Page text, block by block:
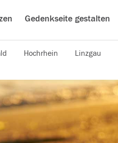
Gedenkseite gestalten
Hochrhein Linzgau